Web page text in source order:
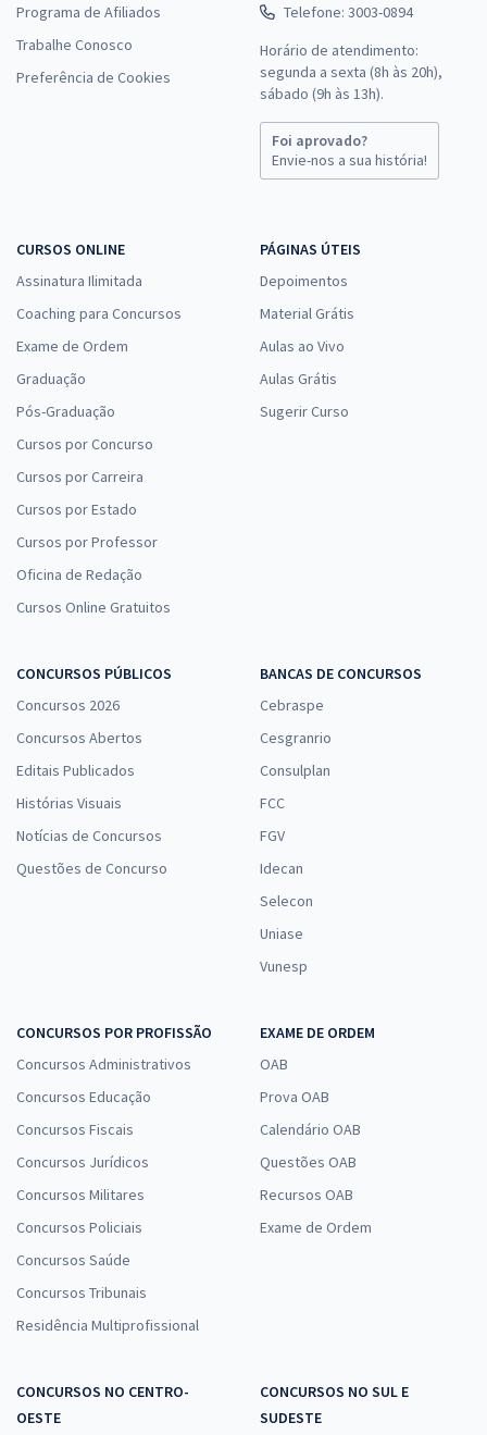
Programa de Afiliados
Trabalhe Conosco
Preferência de Cookies
Telefone: 3003-0894
Horário de atendimento:
segunda a sexta (8h às 20h),
sábado (9h às 13h).
Foi aprovado?
Envie-nos a sua história!
CURSOS ONLINE
Assinatura Ilimitada
Coaching para Concursos
Exame de Ordem
Graduação
Pós-Graduação
Cursos por Concurso
Cursos por Carreira
Cursos por Estado
Cursos por Professor
Oficina de Redação
Cursos Online Gratuitos
PÁGINAS ÚTEIS
Depoimentos
Material Grátis
Aulas ao Vivo
Aulas Grátis
Sugerir Curso
CONCURSOS PÚBLICOS
Concursos 2026
Concursos Abertos
Editais Publicados
Histórias Visuais
Notícias de Concursos
Questões de Concurso
BANCAS DE CONCURSOS
Cebraspe
Cesgranrio
Consulplan
FCC
FGV
Idecan
Selecon
Uniase
Vunesp
CONCURSOS POR PROFISSÃO
Concursos Administrativos
Concursos Educação
Concursos Fiscais
Concursos Jurídicos
Concursos Militares
Concursos Policiais
Concursos Saúde
Concursos Tribunais
Residência Multiprofissional
EXAME DE ORDEM
OAB
Prova OAB
Calendário OAB
Questões OAB
Recursos OAB
Exame de Ordem
CONCURSOS NO CENTRO-
OESTE
CONCURSOS NO SUL E
SUDESTE